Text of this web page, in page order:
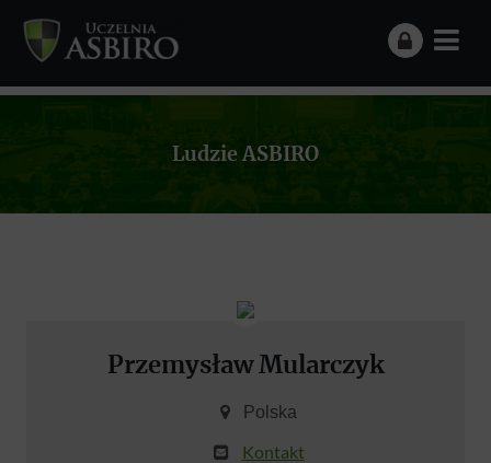
Ludzie ASBIRO
Przemysław Mularczyk
Polska
Kontakt